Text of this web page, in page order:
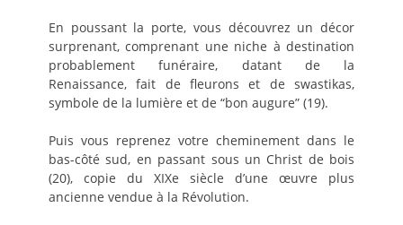
En poussant la porte, vous découvrez un décor
surprenant, comprenant une niche à destination
probablement funéraire, datant de la
Renaissance, fait de fleurons et de swastikas,
symbole de la lumière et de “bon augure” (19).
Puis vous reprenez votre cheminement dans le
bas-côté sud, en passant sous un Christ de bois
(20), copie du XIXe siècle d’une œuvre plus
ancienne vendue à la Révolution.